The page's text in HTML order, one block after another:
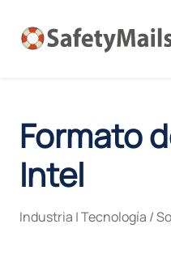
Formato
Intel
Industria |Tecnología /